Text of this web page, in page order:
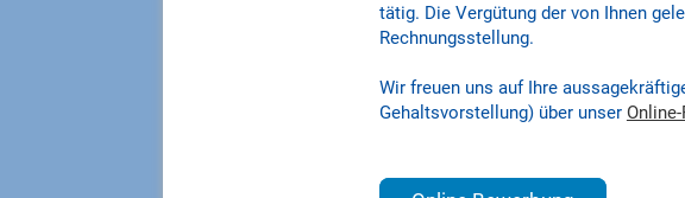
tätig. Die Vergütung der von Ihnen
Rechnungsstellung.
Wir freuen uns auf Ihre
Gehaltsvorstellung) über unser